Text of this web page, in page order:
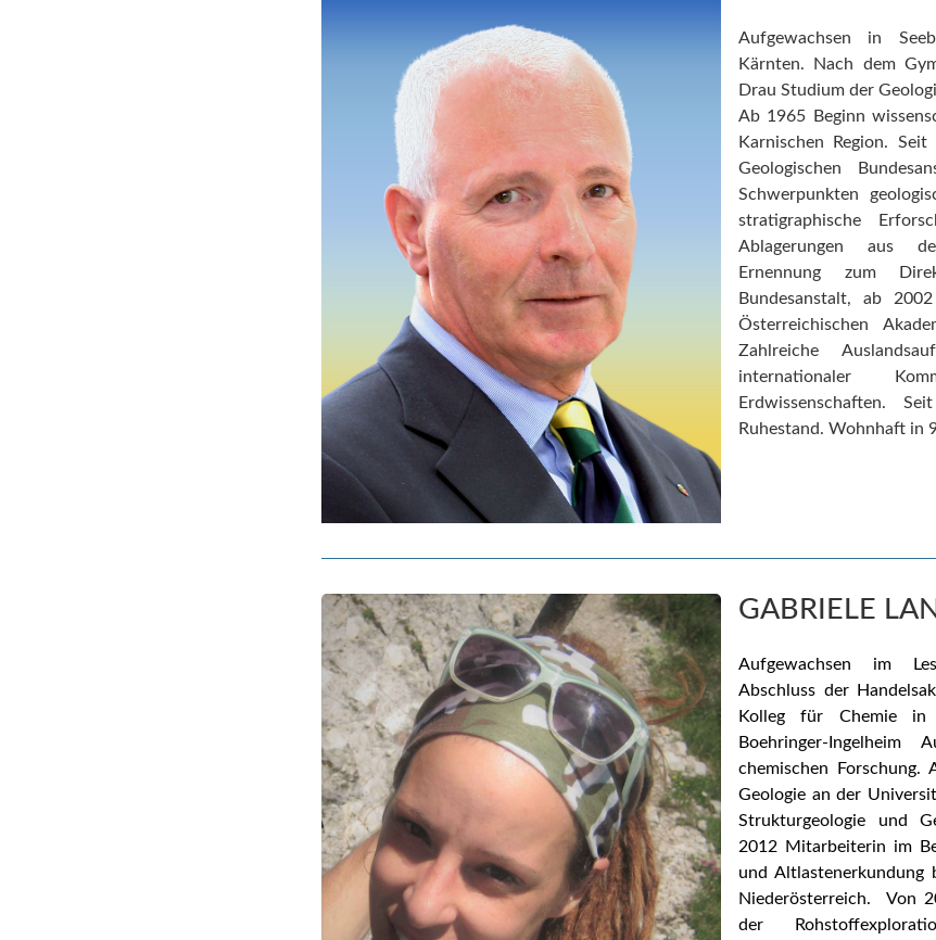
Aufgewachsen in
Kärnten. Nach dem
Drau Studium der
Ab 1965 Beginn
Karnischen Region.
Geologischen
Schwerpunkten
stratigraphische
Ablagerungen aus
Ernennung zum
Bundesanstalt, ab
Österreichischen
Zahlreiche
internationaler
Erdwissenschaften.
Ruhestand. Wohnhaft in
GABRIELE
Aufgewachsen im
Abschluss der
Kolleg für Chemie
Boehringer-
chemischen Forschung.
Geologie an der
Strukturgeologie und
2012 Mitarbeiterin im
und
Niederösterreich.
Von
der